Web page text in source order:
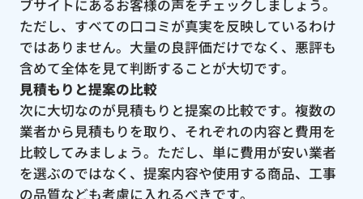
ブサイトにあるお客様の声をチェックしましょう。
ただし、すべての口コミが真実を反映しているわけ
ではありません。大量の良評価だけでなく、悪評も
含めて全体を見て判断することが大切です。
見積もりと提案の比較
次に大切なのが見積もりと提案の比較です。複数の
業者から見積もりを取り、それぞれの内容と費用を
比較してみましょう。ただし、単に費用が安い業者
を選ぶのではなく、提案内容や使用する商品、工事
の品質なども考慮に入れるべきです。